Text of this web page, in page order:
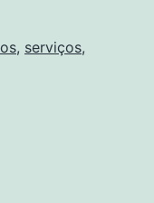
, serviços,